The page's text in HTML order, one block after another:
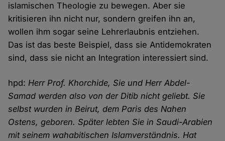
islamischen Theologie zu bewegen. Aber sie
kritisieren ihn nicht nur, sondern greifen ihn an,
wollen ihm sogar seine Lehrerlaubnis entziehen.
Das ist das beste Beispiel, dass sie Antidemokraten
sind, dass sie nicht an Integration interessiert sind.
hpd:Herr Prof. Khorchide, Sie und Herr Abdel-
Samad werden also von der Ditib nicht geliebt. Sie
selbst wurden in Beirut, dem Paris des Nahen
Ostens, geboren. Später lebten Sie in Saudi-Arabien
mit seinem wahabitischen Islamverständnis. Hat